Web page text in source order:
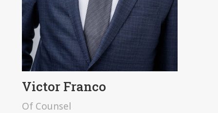
Victor Franco
Of Counsel